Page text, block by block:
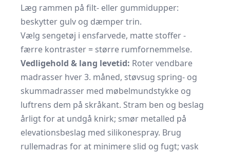
Læg rammen på filt- eller gummidupper:
beskytter gulv og dæmper trin.
Vælg sengetøj i ensfarvede, matte stoffer -
færre kontraster = større rumfornemmelse.
Vedligehold & lang levetid: Roter vendbare
madrasser hver 3. måned, støvsug spring- og
skummadrasser med møbelmundstykke og
luftrens dem på skråkant. Stram ben og beslag
årligt for at undgå knirk; smør metalled på
elevationsbeslag med silikonespray. Brug
rullemadras for at minimere slid og fugt; vask